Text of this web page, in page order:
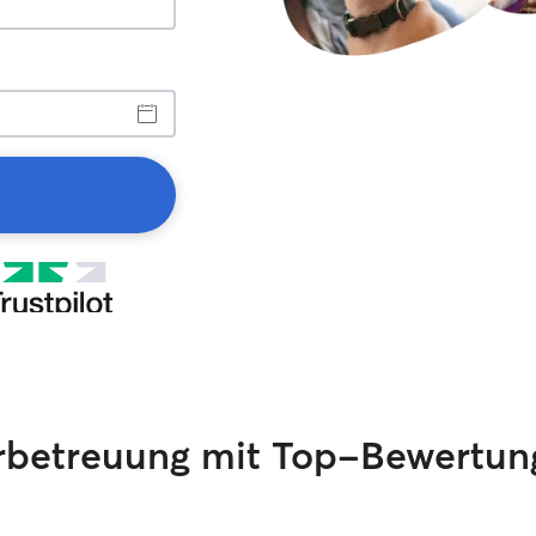
mit Top-